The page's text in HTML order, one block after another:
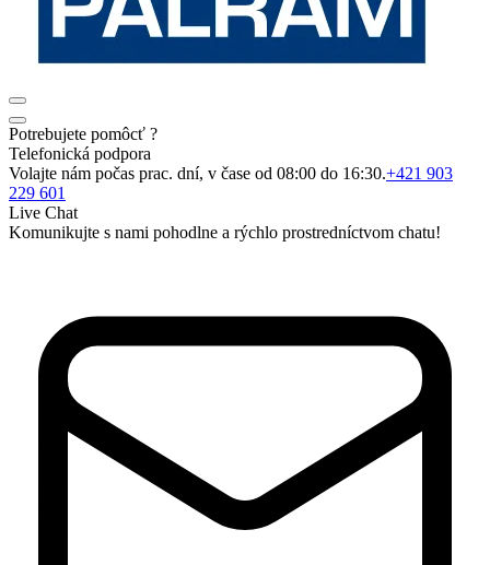
Potrebujete pomôcť ?
Telefonická podpora
Volajte nám počas prac. dní, v čase od 08:00 do 16:30.+421 903
229 601
Live Chat
Komunikujte s nami pohodlne a rýchlo prostredníctvom chatu!